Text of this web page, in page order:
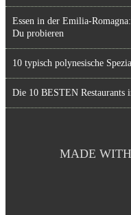
Essen in der Emilia-
Du probieren
10 typisch polynesische
Die 10 BESTEN Restaurants
MADE WITH